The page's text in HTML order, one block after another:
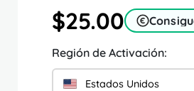
$25.00
Región de Activación:
Estados Unidos